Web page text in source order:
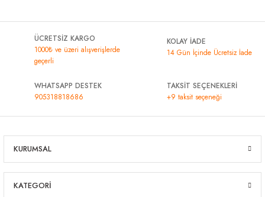
ÜCRETSİZ KARGO
1000₺ ve üzeri alışverişlerde
geçerli
KOLAY İADE
14 Gün İçinde Ücretsiz İade
WHATSAPP DESTEK
905318818686
TAKSİT SEÇENEKLERİ
+9 taksit seçeneği
KURUMSAL
KATEGORİ